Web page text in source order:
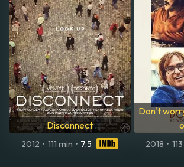
Disconnect
2012 • 111 min • 7,5
Don't
2018 •